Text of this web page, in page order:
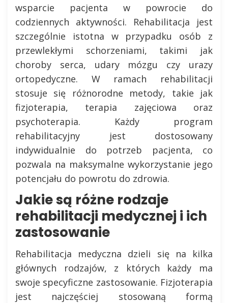
wsparcie pacjenta w powrocie do
codziennych aktywności. Rehabilitacja jest
szczególnie istotna w przypadku osób z
przewlekłymi schorzeniami, takimi jak
choroby serca, udary mózgu czy urazy
ortopedyczne. W ramach rehabilitacji
stosuje się różnorodne metody, takie jak
fizjoterapia, terapia zajęciowa oraz
psychoterapia. Każdy program
rehabilitacyjny jest dostosowany
indywidualnie do potrzeb pacjenta, co
pozwala na maksymalne wykorzystanie jego
potencjału do powrotu do zdrowia.
Jakie są różne rodzaje
rehabilitacji medycznej i ich
zastosowanie
Rehabilitacja medyczna dzieli się na kilka
głównych rodzajów, z których każdy ma
swoje specyficzne zastosowanie. Fizjoterapia
jest najczęściej stosowaną formą